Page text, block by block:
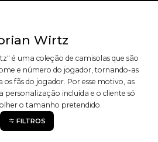
Wirtz
é uma coleção de camisolas que são
e número do jogador, tornando-as
os fãs do jogador. Por esse motivo, as
personalização incluída e o cliente só
o tamanho pretendido.
FILTROS